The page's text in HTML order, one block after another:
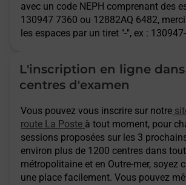
avec un code NEPH comprenant des
130947 7360 ou 12882AQ 6482,
les espaces par un tiret "-", ex :
L'inscription en ligne
centres d'examen
Vous pouvez vous inscrire sur notre
route La Poste à tout moment, pour
sessions proposées sur les 3
environ plus de 1200 centres dans
métropolitaine et en Outre-mer, soyez
une place facilement. Vous pouvez